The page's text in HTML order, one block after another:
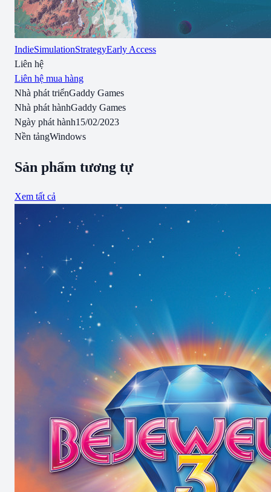
IndieSimulationStrategyEarly Access
Liên hệ
Liên hệ mua hàng
Nhà phát triểnGaddy Games
Nhà phát hànhGaddy Games
Ngày phát hành15/02/2023
Nền tảngWindows
Sản phẩm tương tự
Xem tất cả